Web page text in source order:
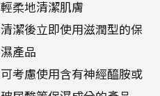
輕柔地清潔肌膚
清潔後立即使用滋潤型的保
濕產品
可考慮使用含有神經醯胺或